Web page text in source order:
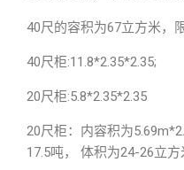
40尺的容积为67立方米，
40尺柜:11.8*2.35*2.35;
20尺柜:5.8*2.35*2.35
20尺柜：内容积为
17.5吨， 体积为24-26立方